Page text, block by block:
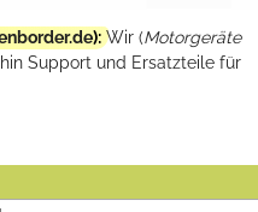
): Wir (Motorgeräte
Support und Ersatzteile für